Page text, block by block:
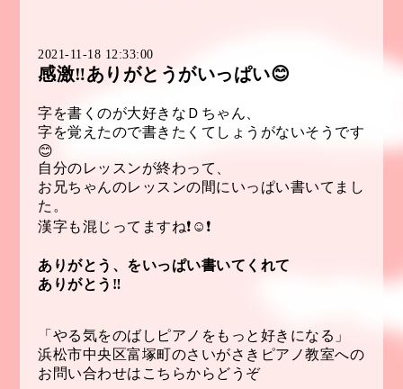
2021-11-18 12:33:00
感激‼️ありがとうがいっぱい😊
字を書くのが大好きなＤちゃん、
字を覚えたので書きたくてしょうがないそうです
😊
自分のレッスンが終わって、
お兄ちゃんのレッスンの間にいっぱい書いてまし
た。
漢字も混じってますね❗️☺️❗️
ありがとう、をいっぱい書いてくれて
ありがとう‼️
「やる気をのばしピアノをもっと好きになる」
浜松市中央区富塚町のさいがさきピアノ教室への
お問い合わせはこちらからどうぞ